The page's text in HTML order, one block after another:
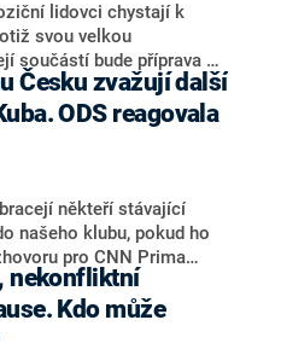
lidovci chystají k
svou velkou
součástí bude příprava na
na setkání s novináři
Ten zároveň v
ve Vyškově. Popsal i
strany nebo političtí
a v defenzivě. „Je to
chyby vlády. Ministři s
Chceme ale ukazovat
na dotaz CNN Prima
ODS reagovala
někteří stávající
našeho klubu, pokud ho
pro CNN Prima
a jihočeský hejtman
ale získat by takto mohl
který je dnes
Kdo může